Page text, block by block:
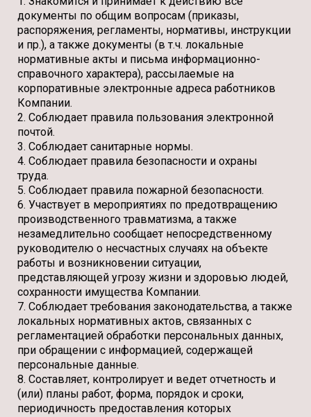
документы по общим вопросам (приказы,
распоряжения, регламенты, нормативы, инструкции
и пр.), а также документы (в т.ч. локальные
нормативные акты и письма информационно-
справочного характера), рассылаемые на
корпоративные электронные адреса работников
Компании.
2. Соблюдает правила пользования электронной
почтой.
3. Соблюдает санитарные нормы.
4. Соблюдает правила безопасности и охраны
труда.
5. Соблюдает правила пожарной безопасности.
6. Участвует в мероприятиях по предотвращению
производственного травматизма, а также
незамедлительно сообщает непосредственному
руководителю о несчастных случаях на объекте
работы и возникновении ситуации,
представляющей угрозу жизни и здоровью людей,
сохранности имущества Компании.
7. Соблюдает требования законодательства, а также
локальных нормативных актов, связанных с
регламентацией обработки персональных данных,
при обращении с информацией, содержащей
персональные данные.
8. Составляет, контролирует и ведет отчетность и
(или) планы работ, форма, порядок и сроки,
периодичность предоставления которых